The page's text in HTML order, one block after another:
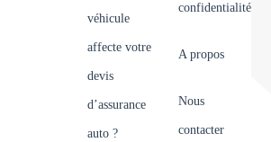
confidentialité
A propos
Nous
contacter
véhicule
affecte votre
devis
d’assurance
auto ?